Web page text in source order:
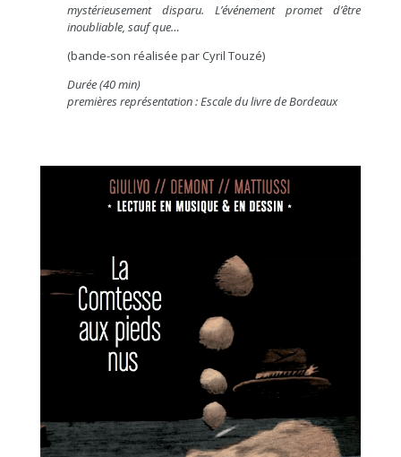
mystérieusement disparu. L’événement promet d’être
inoubliable, sauf que…
(bande-son réalisée par Cyril Touzé)
Durée (40 min)
premières représentation : Escale du livre de Bordeaux